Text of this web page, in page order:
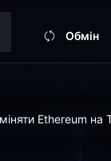
Обмін
Ethereum на